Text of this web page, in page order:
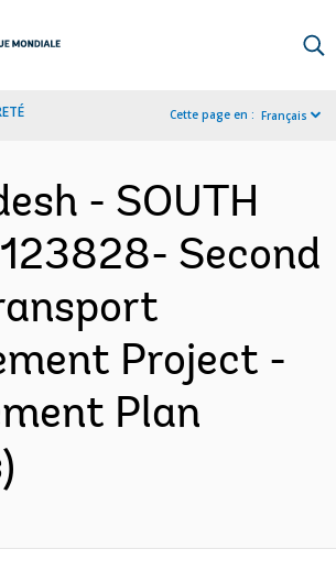
Cette page en : Français
- SOUTH
Second
Project -
Plan